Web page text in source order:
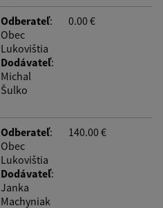
Odberateľ:
Obec
Lukovištia
Dodávateľ:
Michal
Šulko
0.00 €
Odberateľ:
Obec
Lukovištia
Dodávateľ:
Janka
Machyniak
140.00 €